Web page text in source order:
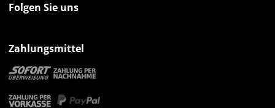
Folgen Sie uns
Zahlungsmittel